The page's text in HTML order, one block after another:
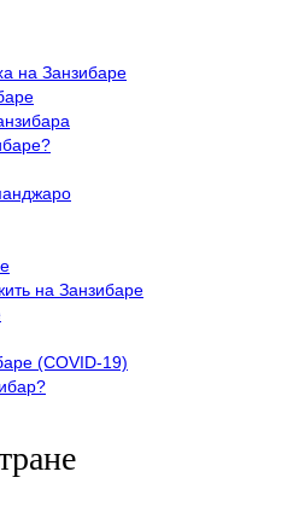
на Занзибаре
на Занзибаре
(COVID-19)